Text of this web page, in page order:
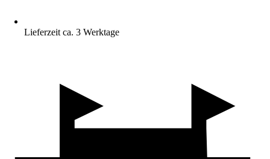
Lieferzeit ca. 3 Werktage